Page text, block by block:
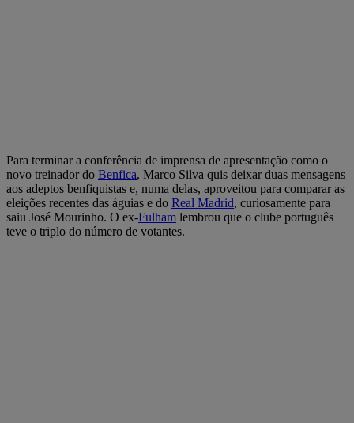
Para terminar a conferência de imprensa de apresentação como o
novo treinador do Benfica, Marco Silva quis deixar duas mensagens
aos adeptos benfiquistas e, numa delas, aproveitou para comparar as
eleições recentes das águias e do Real Madrid, curiosamente para
saiu José Mourinho. O ex-Fulham lembrou que o clube português
teve o triplo do número de votantes.